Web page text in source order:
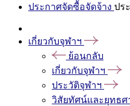
ประกาศจัดซื้อจัดจ้าง ปร
เกี่ยวกับจุฬาฯ
ย้อนกลับ
เกี่ยวกับจุฬาฯ
ประวัติจุฬาฯ
วิสัยทัศน์และยุทธศ